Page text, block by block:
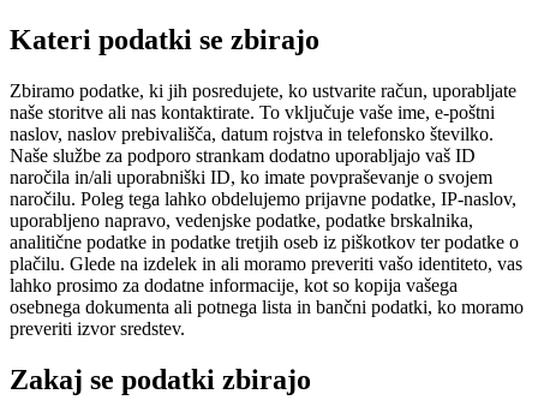
Kateri podatki se zbirajo
Zbiramo podatke, ki jih posredujete, ko ustvarite račun, uporabljate
naše storitve ali nas kontaktirate. To vključuje vaše ime, e-poštni
naslov, naslov prebivališča, datum rojstva in telefonsko številko.
Naše službe za podporo strankam dodatno uporabljajo vaš ID
naročila in/ali uporabniški ID, ko imate povpraševanje o svojem
naročilu. Poleg tega lahko obdelujemo prijavne podatke, IP-naslov,
uporabljeno napravo, vedenjske podatke, podatke brskalnika,
analitične podatke in podatke tretjih oseb iz piškotkov ter podatke o
plačilu. Glede na izdelek in ali moramo preveriti vašo identiteto, vas
lahko prosimo za dodatne informacije, kot so kopija vašega
osebnega dokumenta ali potnega lista in bančni podatki, ko moramo
preveriti izvor sredstev.
Zakaj se podatki zbirajo